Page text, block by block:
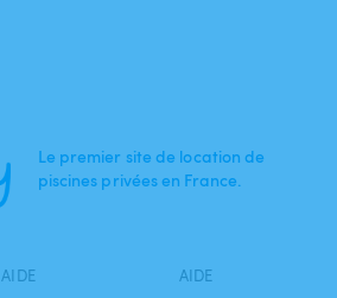
Le premier site de location de
piscines privées en France.
AIDE AIDE